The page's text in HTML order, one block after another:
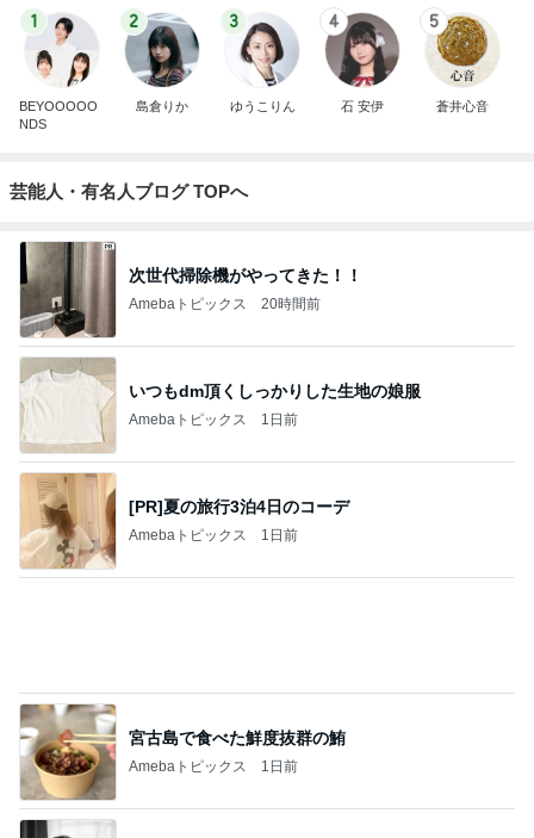
1
BEYOOOOO
NDS
2
島倉りか
3
ゆうこりん
4
石 安伊
5
蒼井心音
芸能人・有名人ブログ TOPへ
次世代掃除機がやってきた！！
Amebaトピックス 20時間前
いつもdm頂くしっかりした生地の娘服
Amebaトピックス 1日前
[PR]夏の旅行3泊4日のコーデ
Amebaトピックス 1日前
蚊の鳴くような声で謝罪する夫
Amebaトピックス 1日前